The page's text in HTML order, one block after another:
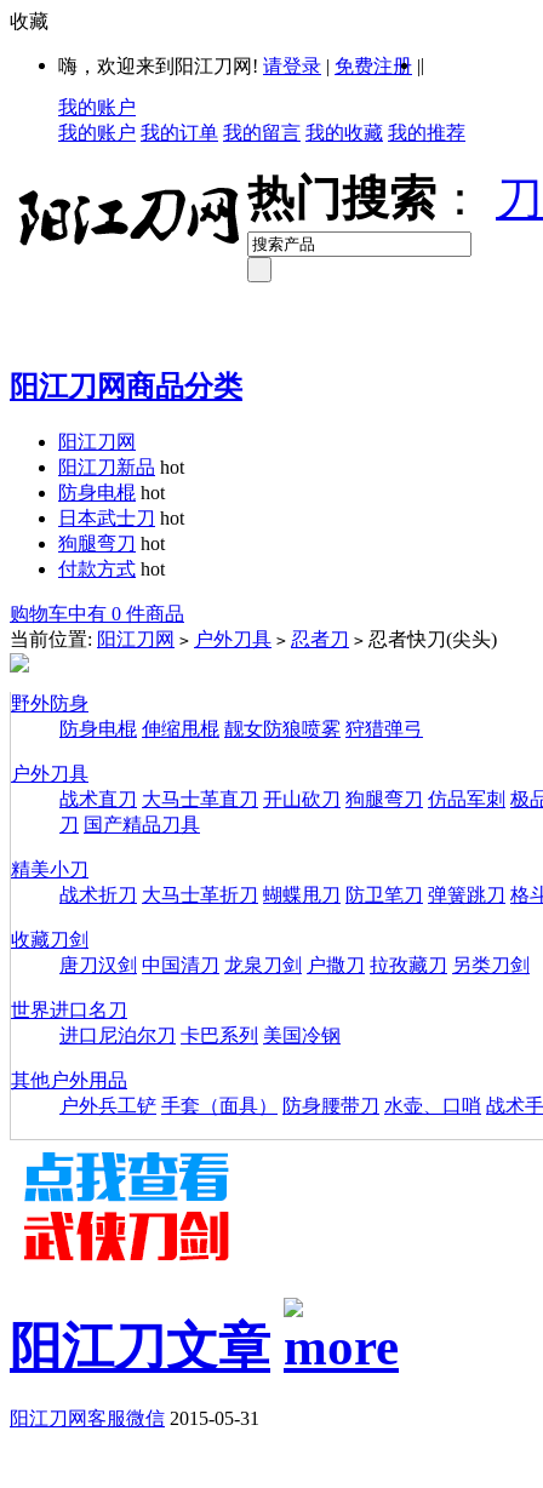
收藏
嗨，欢迎来到阳江刀网! 请登录 | 免费注册 ||
我的账户
我的账户 我的订单 我的留言 我的收藏 我的推荐
热门搜索 ：
阳江刀网商品分类
阳江刀网
阳江刀新品 hot
防身电棍 hot
日本武士刀 hot
狗腿弯刀 hot
付款方式 hot
购物车中有 0 件商品
当前位置: 阳江刀网 > 户外刀具 > 忍者刀 > 忍者快刀(尖头)
野外防身
防身电棍 伸缩甩棍 靓女防狼喷雾 狩猎弹弓
户外刀具
战术直刀 大马士革直刀 开山砍刀 狗腿弯刀 仿品军刺 极
刀 国产精品刀具
精美小刀
战术折刀 大马士革折刀 蝴蝶甩刀 防卫笔刀 弹簧跳刀 格
收藏刀剑
唐刀汉剑 中国清刀 龙泉刀剑 户撒刀 拉孜藏刀 另类刀剑
世界进口名刀
进口尼泊尔刀 卡巴系列 美国冷钢
其他户外用品
户外兵工铲 手套（面具） 防身腰带刀 水壶、口哨 战术
阳江刀文章
阳江刀网客服微信 2015-05-31